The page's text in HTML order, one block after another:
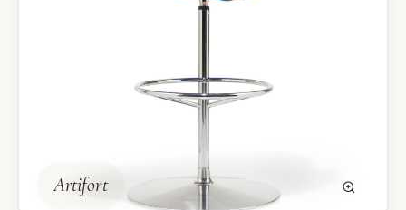
Artifort